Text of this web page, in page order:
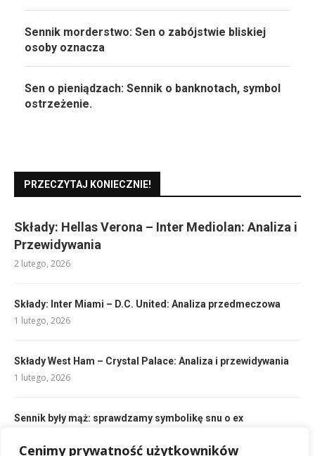
Cenimy prywatność użytkowników
Sennik morderstwo: Sen o zabójstwie bliskiej
osoby oznacza
Sen o pieniądzach: Sennik o banknotach, symbol
ostrzeżenie.
PRZECZYTAJ KONIECZNIE!
Składy: Hellas Verona – Inter Mediolan: Analiza i
Przewidywania
2 lutego, 2026
Składy: Inter Miami – D.C. United: Analiza przedmeczowa
1 lutego, 2026
Składy West Ham – Crystal Palace: Analiza i przewidywania
1 lutego, 2026
Sennik były mąż: sprawdzamy symbolikę snu o ex